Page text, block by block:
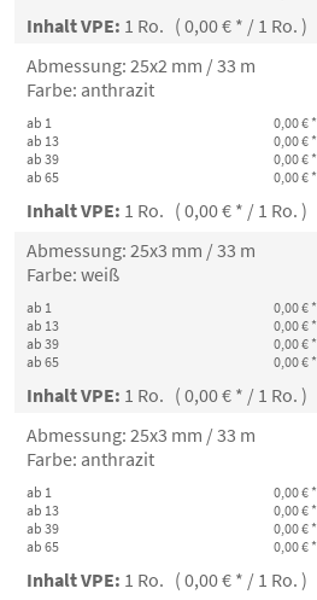
Inhalt VPE: 1 Ro. ( 0,00 € * / 1 Ro. )
Abmessung: 25x2 mm / 33 m
Farbe: anthrazit
ab 1
0,00 € *
ab 13
0,00 € *
ab 39
0,00 € *
ab 65
0,00 € *
Inhalt VPE: 1 Ro. ( 0,00 € * / 1 Ro. )
Abmessung: 25x3 mm / 33 m
Farbe: weiß
ab 1
0,00 € *
ab 13
0,00 € *
ab 39
0,00 € *
ab 65
0,00 € *
Inhalt VPE: 1 Ro. ( 0,00 € * / 1 Ro. )
Abmessung: 25x3 mm / 33 m
Farbe: anthrazit
ab 1
0,00 € *
ab 13
0,00 € *
ab 39
0,00 € *
ab 65
0,00 € *
Inhalt VPE: 1 Ro. ( 0,00 € * / 1 Ro. )